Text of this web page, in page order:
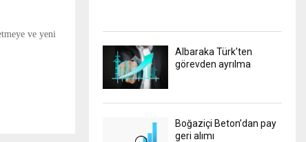
ve yeni
Albaraka Türk'ten
görevden ayrılma
Boğaziçi Beton’dan pay
geri alımı